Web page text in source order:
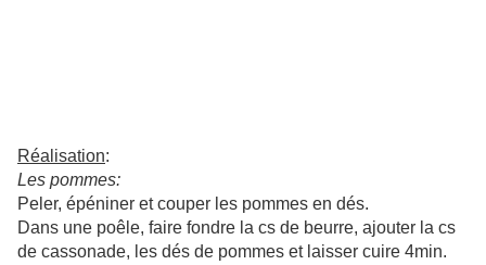
Réalisation:
Les pommes:
Peler, épéniner et couper les pommes en dés.
Dans une poêle, faire fondre la cs de beurre, ajouter la cs
de cassonade, les dés de pommes et laisser cuire 4min.